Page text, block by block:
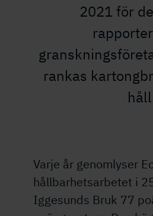
2021 för
rankas
Varje år genomlyser
hållbarhetsarbetet i
Iggesunds Bruk 77